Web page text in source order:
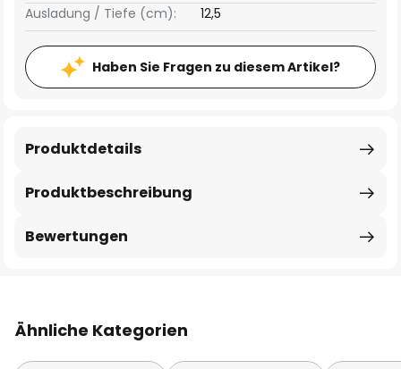
Ausladung / Tiefe (cm): 12,5
Haben Sie Fragen zu diesem Artikel?
Produktbeschreibung
Produktdetails
Bewertungen
Ähnliche Kategorien